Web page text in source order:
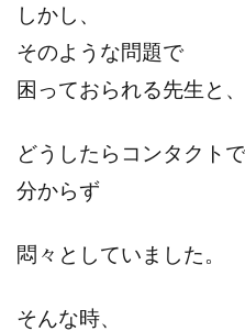
しかし、
そのような問題で
困っておられる先生と、
どうしたらコンタクト
分からず
悶々としていました。
そんな時、